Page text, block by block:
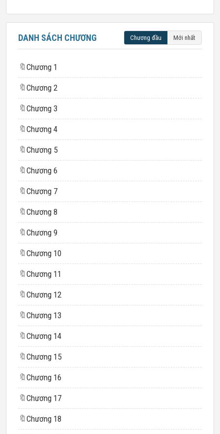
DANH SÁCH CHƯƠNG Chương đầu Mới nhất
🔖 Chương 1
🔖 Chương 2
🔖 Chương 3
🔖 Chương 4
🔖 Chương 5
🔖 Chương 6
🔖 Chương 7
🔖 Chương 8
🔖 Chương 9
🔖 Chương 10
🔖 Chương 11
🔖 Chương 12
🔖 Chương 13
🔖 Chương 14
🔖 Chương 15
🔖 Chương 16
🔖 Chương 17
🔖 Chương 18